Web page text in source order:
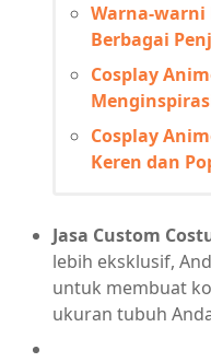
Warna-warni
Berbagai
Cosplay
Cosplay
Keren dan
Jasa Custom
lebih eksklusif,
untuk membuat
ukuran tubuh